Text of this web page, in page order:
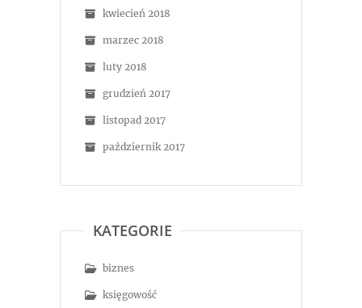
kwiecień 2018
marzec 2018
luty 2018
grudzień 2017
listopad 2017
październik 2017
KATEGORIE
biznes
księgowość